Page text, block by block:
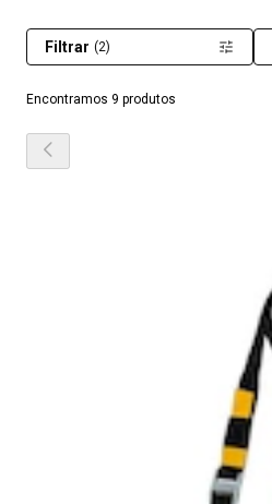
Encontramos 9 produtos
Filtrar (2)